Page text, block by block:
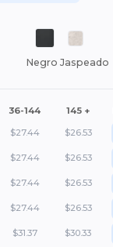
Negro Jaspeado
36-144 145 +
$27.44 $26.53
$27.44 $26.53
$27.44 $26.53
$27.44 $26.53
$31.37 $30.33